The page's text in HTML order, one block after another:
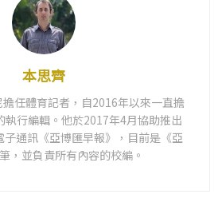
本思齊
任體育記者，自2016年以來一直擔
執行編輯。他於2017年4月協助推出
子通訊《亞博匯早報》，目前是《亞
，並負責所有內容的校編。